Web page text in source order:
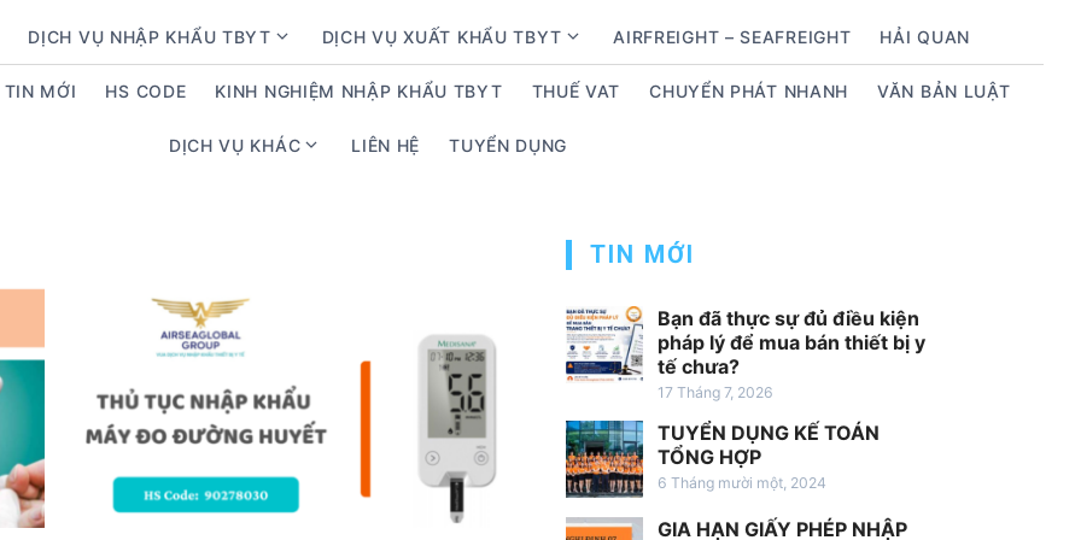
DỊCH VỤ NHẬP KHẨU TBYT
w
o
r
ị
c
DỊCH VỤ XUẤT KHẨU TBYT
h
n
u
f
r
D
ị
c
AIRFREIGHT – SEAFREIGHT HẢI QUAN
TIN MỚI HS CODE KINH NGHIỆM NHẬP KHẨU TBYT THUẾ VAT CHUYỂN PHÁT NHANH VĂN BẢN LUẬT
DỊCH VỤ KHÁC
e
n
u
LIÊN HỆ TUYỂN DỤNG
TIN MỚI
Bạn đã thực sự đủ điều kiện
pháp lý để mua bán thiết bị y
tế chưa?
17 Tháng 7, 2026
TUYỂN DỤNG KẾ TOÁN
TỔNG HỢP
6 Tháng mười một, 2024
GIA HẠN GIẤY PHÉP NHẬP